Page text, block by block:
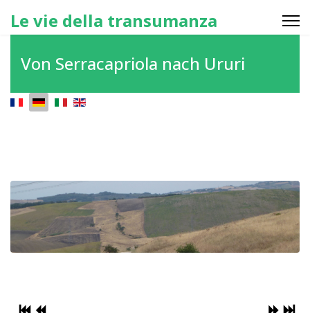
Le vie della transumanza
Von Serracapriola nach Ururi
Sprache auswählen